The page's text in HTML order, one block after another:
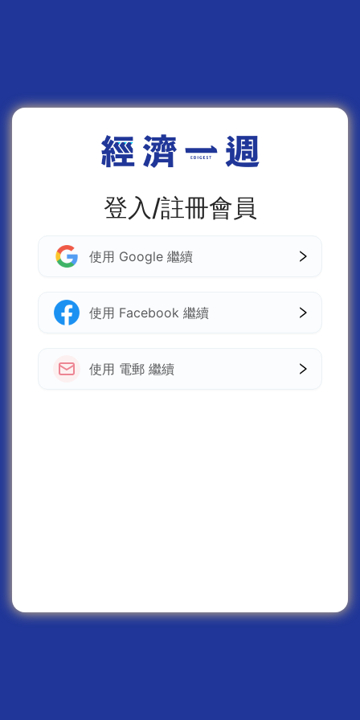
登入/註冊會員
使用 Google 繼續
使用 Facebook 繼續
使用 電郵 繼續